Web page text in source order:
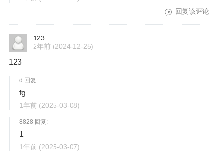
回复该评论
123
2年前 (2024-12-25)
123
d 回复:
fg
1年前 (2025-03-08)
8828 回复:
1
1年前 (2025-03-07)